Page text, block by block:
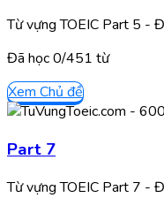
Từ vựng TOEIC Part 5 -
Đã học0/451 từ
Xem Chủ đề
Part 7
Từ vựng TOEIC Part 7 -